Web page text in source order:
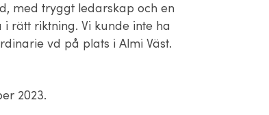
med tryggt ledarskap och en
rätt riktning. Vi kunde inte ha
vd på plats i Almi Väst.
2023.